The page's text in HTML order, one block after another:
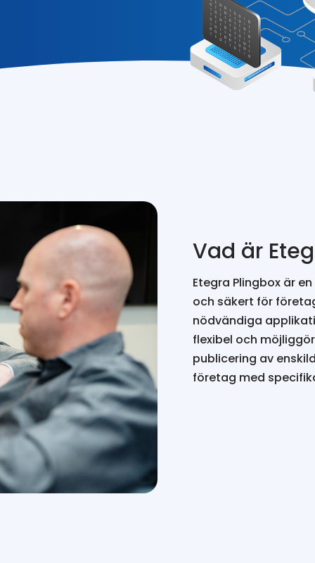
Vad är
Etegra Plingbox är
och säkert för
nödvändiga
flexibel och
publicering av
företag med